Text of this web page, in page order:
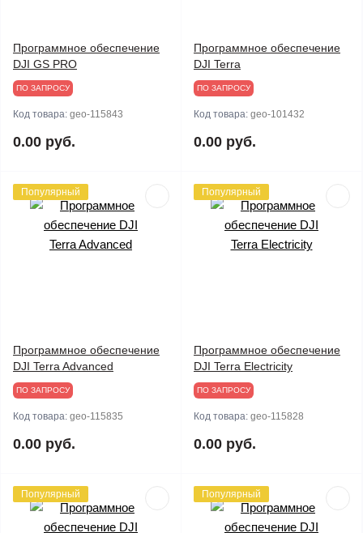
Программное обеспечение
DJI GS PRO
ПО ЗАПРОСУ
Код товара: geo-115843
0.00 руб.
Программное обеспечение
DJI Terra
ПО ЗАПРОСУ
Код товара: geo-101432
0.00 руб.
Популярный
Программное обеспечение
DJI Terra Advanced
ПО ЗАПРОСУ
Код товара: geo-115835
0.00 руб.
Популярный
Программное обеспечение
DJI Terra Electricity
ПО ЗАПРОСУ
Код товара: geo-115828
0.00 руб.
Популярный Популярный